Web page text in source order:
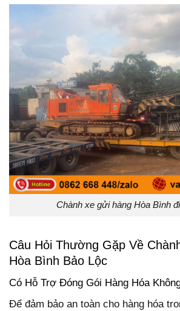
Chành xe gửi hàng Hòa Bình
Câu Hỏi Thường Gặp Về
Hòa Bình Bảo Lộc
Có Hỗ Trợ Đóng Gói Hàng Hóa
Để đảm bảo an toàn cho hàng hóa